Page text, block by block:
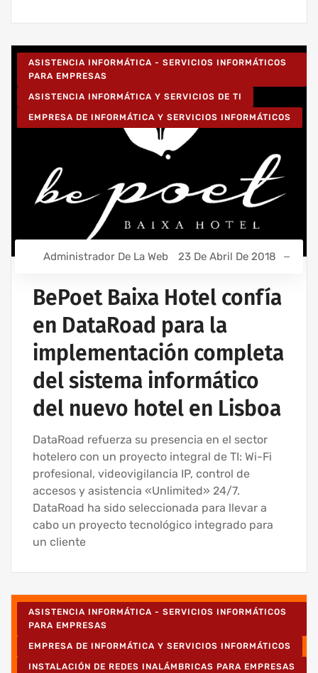
ASISTENCIA INFORMÁTICA - SERVICIOS INFORMÁTICOS
PARA EMPRESAS
ASISTENCIA INFORMÁTICA Y SERVICIOS DE TI
EMPRESA DE INFORMÁTICA Y SERVICIOS INFORMÁTICOS
Administrador De La Web 23 De Abril De 2018
BePoet Baixa Hotel confía
en DataRoad para la
implementación completa
del sistema informático
del nuevo hotel en Lisboa
DataRoad refuerza su presencia en el sector
hotelero con un proyecto integral de TI: Wi-Fi
profesional, videovigilancia IP, control de
accesos y asistencia «Unlimited» 24/7.
DataRoad ha sido seleccionada para llevar a
cabo un proyecto tecnológico integrado para
un cliente
ASISTENCIA INFORMÁTICA - SERVICIOS INFORMÁTICOS
PARA EMPRESAS
EMPRESA DE INFORMÁTICA Y SERVICIOS INFORMÁTICOS
INSTALACIÓN DE REDES INALÁMBRICAS PARA EMPRESAS